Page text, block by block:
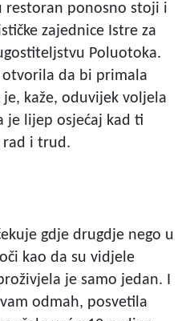
restoran ponosno stoji i
zajednice Istre za
Poluotoka.
otvorila da bi primala
kaže, oduvijek voljela
je lijep osjećaj kad ti
rad i trud.
gdje drugdje nego u
kao da su vidjele
je samo jedan. I
odmah, posvetila